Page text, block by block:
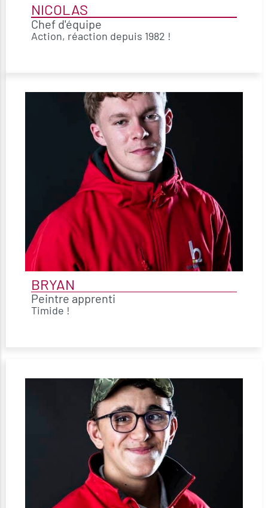
NICOLAS
Chef d'équipe
Action, réaction depuis 1982 !
BRYAN
Peintre apprenti
Timide !